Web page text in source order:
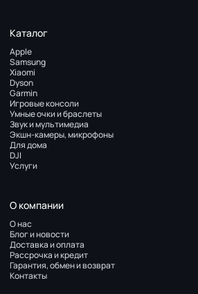
Каталог
Apple
Samsung
Xiaomi
Dyson
Garmin
Игровые консоли
Умные очки и браслеты
Звук и мультимедиа
Экшн-камеры, микрофоны
Для дома
DJI
Услуги
О компании
О нас
Блог и новости
Доставка и оплата
Рассрочка и кредит
Гарантия, обмен и возврат
Контакты